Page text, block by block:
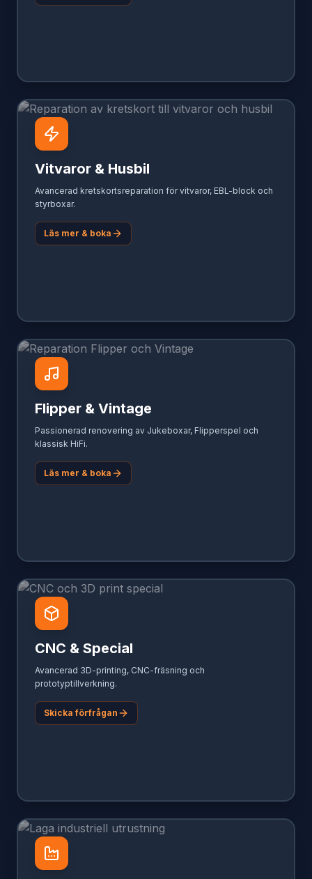
Vitvaror & Husbil
Avancerad kretskortsreparation för vitvaror, EBL-block och
styrboxar.
Läs mer & boka
Flipper & Vintage
Passionerad renovering av Jukeboxar, Flipperspel och
klassisk HiFi.
Läs mer & boka
CNC & Special
Avancerad 3D-printing, CNC-fräsning och
prototyptillverkning.
Skicka förfrågan